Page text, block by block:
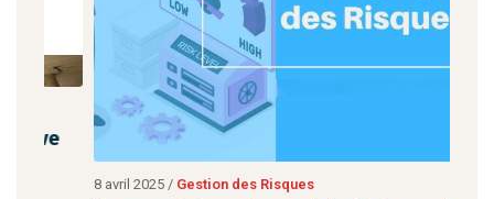
8 avril 2025/ Gestion des Risques